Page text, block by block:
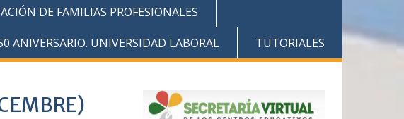
DE FAMILIAS PROFESIONALES
ANIVERSARIO. UNIVERSIDAD LABORAL TUTORIALES